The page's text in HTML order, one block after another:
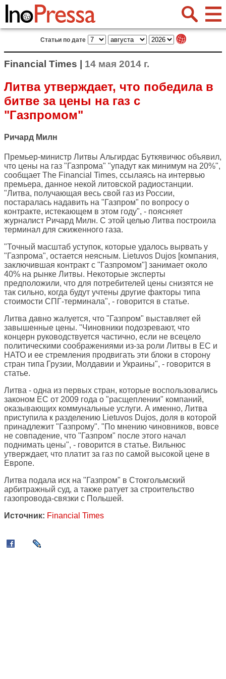
Статьи по дате
Financial Times | 14 мая 2014 г.
Литва утверждает, что победила в
битве за цены на газ с
"Газпромом"
Ричард Милн
Премьер-министр Литвы Альгирдас Буткявичюс объявил,
что цены на газ "Газпрома" "упадут как минимум на 20%",
сообщает The Financial Times, ссылаясь на интервью
премьера, данное некой литовской радиостанции.
"Литва, получающая весь свой газ из России,
постаралась надавить на "Газпром" по вопросу о
контракте, истекающем в этом году", - поясняет
журналист Ричард Милн. С этой целью Литва построила
терминал для сжиженного газа.
"Точный масштаб уступок, которые удалось вырвать у
"Газпрома", остается неясным. Lietuvos Dujos [компания,
заключившая контракт с "Газпромом"] занимает около
40% на рынке Литвы. Некоторые эксперты
предположили, что для потребителей цены снизятся не
так сильно, когда будут учтены другие факторы типа
стоимости СПГ-терминала", - говорится в статье.
Литва давно жалуется, что "Газпром" выставляет ей
завышенные цены. "Чиновники подозревают, что
концерн руководствуется частично, если не всецело
политическими соображениями из-за роли Литвы в ЕС и
НАТО и ее стремления продвигать эти блоки в сторону
стран типа Грузии, Молдавии и Украины", - говорится в
статье.
Литва - одна из первых стран, которые воспользовались
законом ЕС от 2009 года о "расщеплении" компаний,
оказывающих коммунальные услуги. А именно, Литва
приступила к разделению Lietuvos Dujos, доля в которой
принадлежит "Газпрому". "По мнению чиновников, вовсе
не совпадение, что "Газпром" после этого начал
поднимать цены", - говорится в статье. Вильнюс
утверждает, что платит за газ по самой высокой цене в
Европе.
Литва подала иск на "Газпром" в Стокгольмский
арбитражный суд, а также ратует за строительство
газопровода-связки с Польшей.
Источник: Financial Times